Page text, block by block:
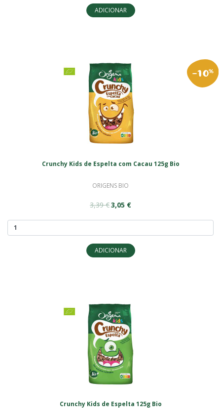
ADICIONAR
-10%
Crunchy Kids de Espelta com Cacau 125g Bio
ORIGENS BIO
3,39 €3,05 €
ADICIONAR
Crunchy Kids de Espelta 125g Bio